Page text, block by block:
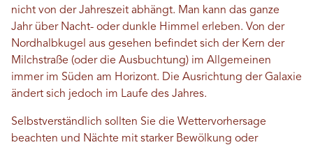
nicht von der Jahreszeit abhängt. Man kann das ganze
Jahr über Nacht- oder dunkle Himmel erleben. Von der
Nordhalbkugel aus gesehen befindet sich der Kern der
Milchstraße (oder die Ausbuchtung) im Allgemeinen
immer im Süden am Horizont. Die Ausrichtung der Galaxie
ändert sich jedoch im Laufe des Jahres.
Selbstverständlich sollten Sie die Wettervorhersage
beachten und Nächte mit starker Bewölkung oder